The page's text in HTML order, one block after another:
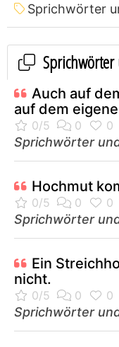
Sprichwörter
Auch auf
auf dem
Sprichwörter
Hochmut
Sprichwörter
Ein
nicht.
Sprichwörter